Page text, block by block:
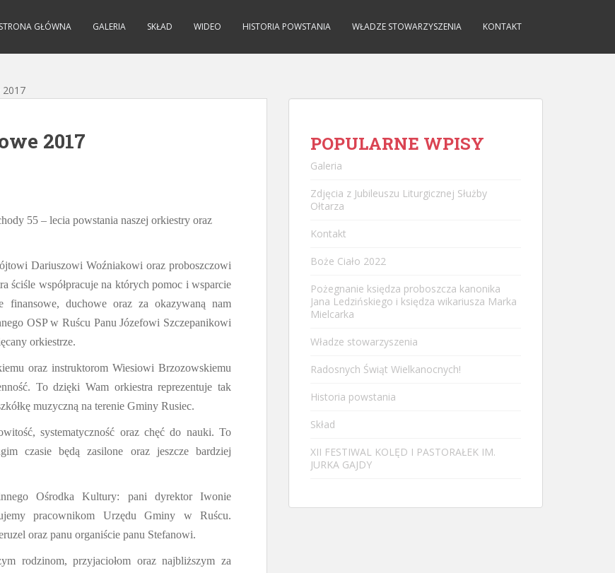
STRONA GŁÓWNA GALERIA SKŁAD WIDEO HISTORIA POWSTANIA WŁADZE STOWARZYSZENIA KONTAKT
2017
2017
55 – lecia powstania naszej orkiestry oraz
Dariuszowi Woźniakowi oraz proboszczowi
ściśle współpracuje na których pomoc i wsparcie
finansowe, duchowe oraz za okazywaną nam
OSP w Ruścu Panu Józefowi Szczepanikowi
orkiestrze.
oraz instruktorom Wiesiowi Brzozowskiemu
To dzięki Wam orkiestra reprezentuje tak
muzyczną na terenie Gminy Rusiec.
systematyczność oraz chęć do nauki. To
czasie będą zasilone oraz jeszcze bardziej
Ośrodka Kultury: pani dyrektor Iwonie
pracownikom Urzędu Gminy w Ruścu.
oraz panu organiście panu Stefanowi.
rodzinom, przyjaciołom oraz najbliższym za
POPULARNE WPISY
Galeria
Zdjęcia z Jubileuszu Liturgicznej Służby
Ołtarza
Kontakt
Boże Ciało 2022
Pożegnanie księdza proboszcza kanonika
Jana Ledzińskiego i księdza wikariusza Marka
Mielcarka
Władze stowarzyszenia
Radosnych Świąt Wielkanocnych!
Historia powstania
Skład
XII FESTIWAL KOLĘD I PASTORAŁEK IM.
JURKA GAJDY